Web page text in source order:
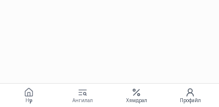
Нүүр Ангилал Хямдрал Профайл